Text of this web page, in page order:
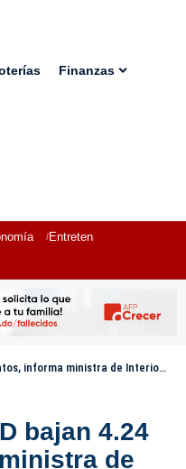
Finanzas
Entretenimiento
ministra de Interior y Policía
bajan 4.24
de